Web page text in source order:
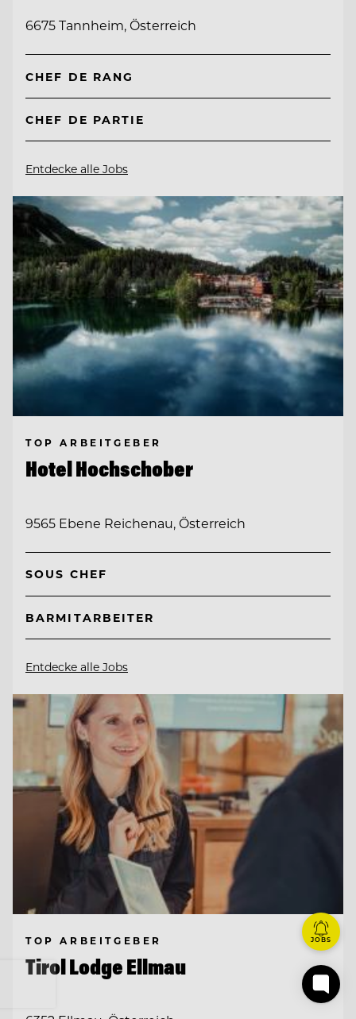
6675 Tannheim, Österreich
CHEF DE RANG
CHEF DE PARTIE
Entdecke alle Jobs
TOP ARBEITGEBER
Hotel Hochschober
9565 Ebene Reichenau, Österreich
SOUS CHEF
BARMITARBEITER
Entdecke alle Jobs
TOP ARBEITGEBER
Tirol Lodge Ellmau
JOBS